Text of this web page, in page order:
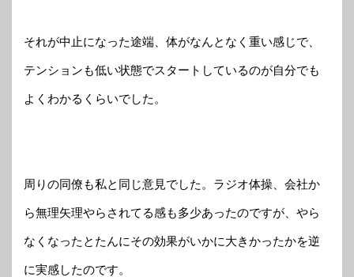
それが中止になった途端、体がなんとなく重い感じで、
テンションも低い状態でスタートしているのが自分でも
よくわかるくらいでした。
周りの同僚も私と同じ意見でした。ラジオ体操、会社か
ら無理矢理やらされてる感も多少あったのですが、やら
なくなったとたんにその効果がいかに大きかったかを逆
に実感したのです。